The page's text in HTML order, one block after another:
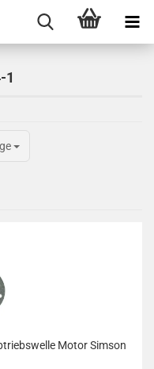
1
Motor Simson